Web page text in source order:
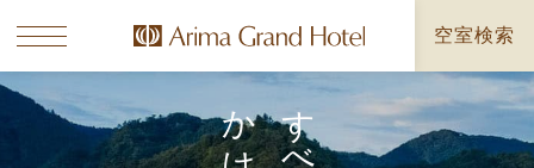
空室検索